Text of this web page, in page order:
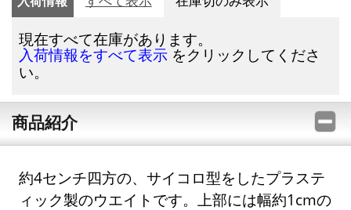
現在すべて在庫があります。
入荷情報をすべて表示 をクリックしてくださ
い。
商品紹介
約4センチ四方の、サイコロ型をしたプラステ
ィック製のウエイトです。上部には幅約1cmの